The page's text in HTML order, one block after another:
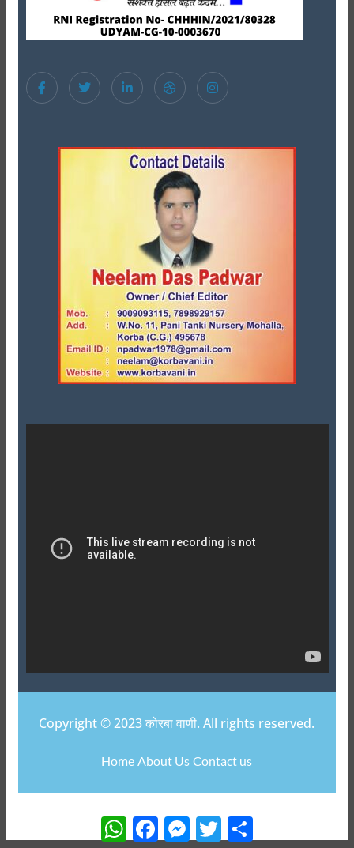
Copyright © 2023 कोरबा वाणी. All rights reserved.
Home About Us Contact us
W
h a
M
e
T
w